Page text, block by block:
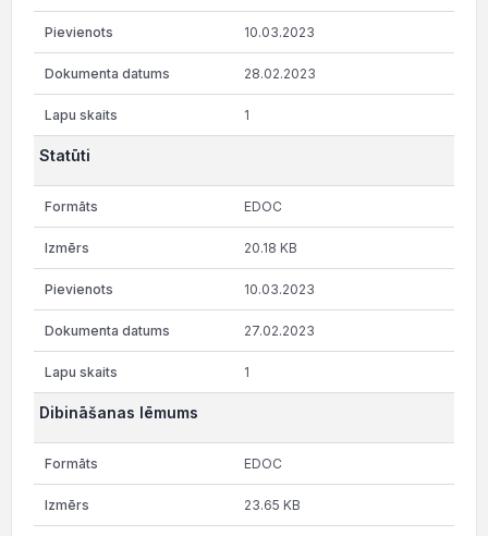
10.03.2023
28.02.2023
1
Statūti
EDOC
20.18 KB
10.03.2023
27.02.2023
1
Dibināšanas lēmums
EDOC
23.65 KB